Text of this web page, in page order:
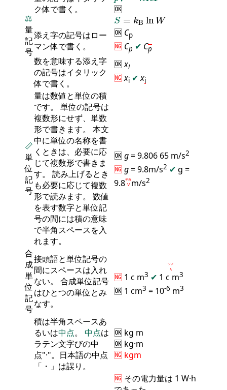
⚖️
量
記
号
ク体で書く。
🆗
S = kB ln W
S= Bln W
添え字の記号はロー
マン体で書く。
🆗 Cp
🆖 Cp ✔ Cp
数を意味する添え字
の記号はイタリック
体で書く。
🆗xi
🆖xi ✔ xi
📏
単
位
記
号
量は数値と単位の積
です。 単位の記号は
複数形にせず、単数
形で書きます。 本文
中に単位の名称を書
くときは、必要に応
じて複数形で書きま
す。 読み上げるとき
も必要に応じて複数
形で読みます。 数値
を表す数字と単位記
号の間には積の意味
で半角スペースを入
れます。
🆗g= 9.806 65 m/s2
🆖g= 9.8m/s2 ✔ g =
9.8 Ⅴ
半角 m/s2
合
成
単
位
記
号
接頭語と単位記号の
間にスペースは入れ
ない。 合成単位記号
はひとつの単位とみ
なす。
🆖 1 c m3 ✔ 1 c
∧
ツメ
m3
🆗 1 cm3 = 10-6 m3
積は半角スペースあ
るいは中点。 中点は
ラテン文字びの中
点"·"。日本語の中点
「・」は誤り。
🆗 kg m
🆗 kg·m
🆖 kgm
🆖 その電力量は 1 W·h